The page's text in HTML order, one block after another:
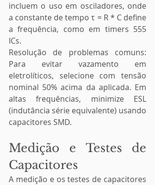
incluem o uso em osciladores, onde
a constante de tempo τ = R * C define
a frequência, como em timers 555
ICs.
Resolução de problemas comuns:
Para evitar vazamento em
eletrolíticos, selecione com tensão
nominal 50% acima da aplicada. Em
altas frequências, minimize ESL
(indutância série equivalente) usando
capacitores SMD.
Medição e Testes de
Capacitores
A medição e os testes de capacitores